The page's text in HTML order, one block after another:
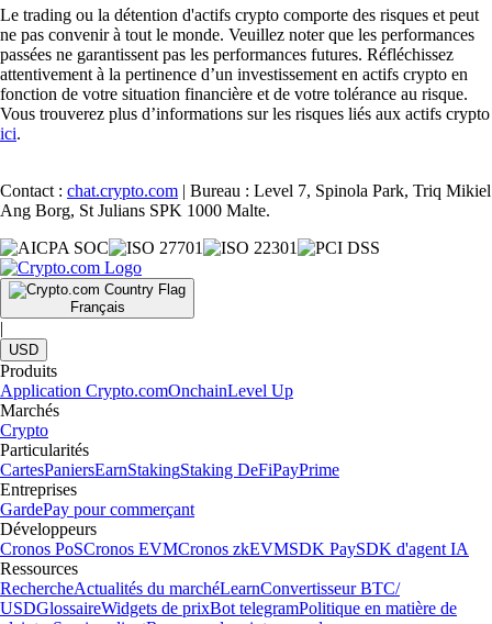
Le trading ou la détention d'actifs crypto comporte des risques et peut
ne pas convenir à tout le monde. Veuillez noter que les performances
passées ne garantissent pas les performances futures. Réfléchissez
attentivement à la pertinence d’un investissement en actifs crypto en
fonction de votre situation financière et de votre tolérance au risque.
Vous trouverez plus d’informations sur les risques liés aux actifs crypto
ici.
Contact : chat.crypto.com | Bureau : Level 7, Spinola Park, Triq Mikiel
Ang Borg, St Julians SPK 1000 Malte.
Français
|
USD
Produits
Application Crypto.comOnchainLevel Up
Marchés
Crypto
Particularités
CartesPaniersEarnStakingStaking DeFiPayPrime
Entreprises
GardePay pour commerçant
Développeurs
Cronos PoSCronos EVMCronos zkEVMSDK PaySDK d'agent IA
Ressources
RechercheActualités du marchéLearnConvertisseur BTC/
USDGlossaireWidgets de prixBot telegramPolitique en matière de